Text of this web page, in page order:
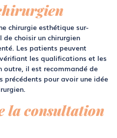
chirurgie esthétique sur-
de choisir un chirurgien
Les patients peuvent
les qualifications et les
outre, il est recommandé de
précédents pour avoir une idée
la consultation